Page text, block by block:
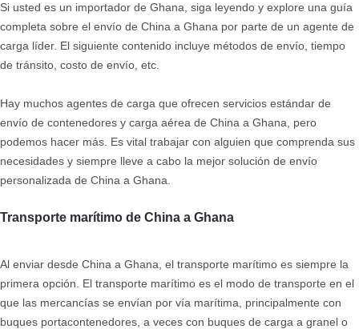
Si usted es un importador de Ghana, siga leyendo y explore una guía
completa sobre el envío de China a Ghana por parte de un agente de
carga líder. El siguiente contenido incluye métodos de envío, tiempo
de tránsito, costo de envío, etc.
Hay muchos agentes de carga que ofrecen servicios estándar de
envío de contenedores y carga aérea de China a Ghana, pero
podemos hacer más. Es vital trabajar con alguien que comprenda sus
necesidades y siempre lleve a cabo la mejor solución de envío
personalizada de China a Ghana.
Transporte marítimo de China a Ghana
Al enviar desde China a Ghana, el transporte marítimo es siempre la
primera opción. El transporte marítimo es el modo de transporte en el
que las mercancías se envían por vía marítima, principalmente con
buques portacontenedores, a veces con buques de carga a granel o